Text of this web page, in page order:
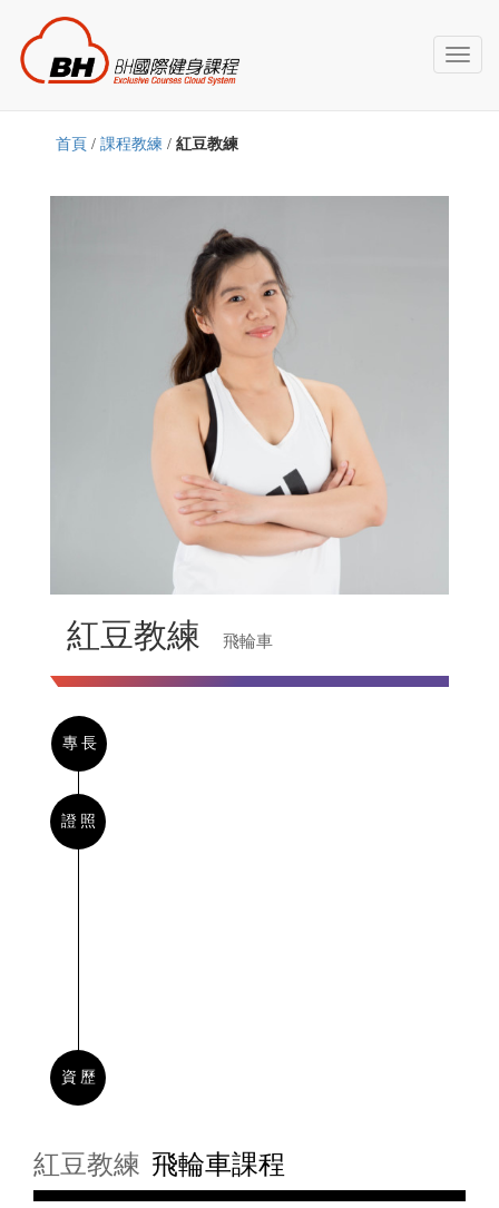
Toggle
首頁 / 課程教練 / 紅豆教練
紅豆教練 飛輪車
專長
證照
資歷
紅豆教練 飛輪車課程